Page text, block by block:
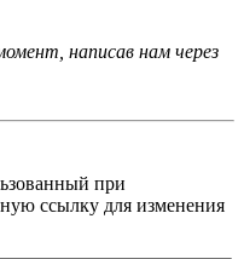
написав нам через
при
ссылку для изменения